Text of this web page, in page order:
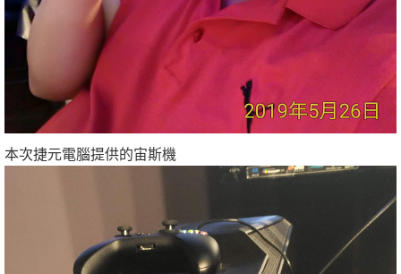
本次捷元電腦提供的宙斯機